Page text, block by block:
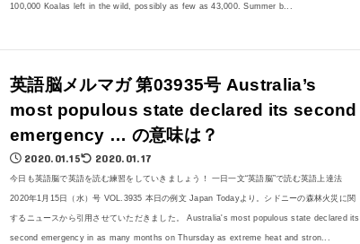
100,000 Koalas left in the wild, possibly as few as 43,000. Summer b...
英語脳メルマガ 第03935号 Australia’s
most populous state declared its second
emergency … の意味は？
2020.01.15 2020.01.17
今日も英語脳で英語を読む練習をしていきましょう！ 一日一文“英語脳”で読む英語上達法
2020年1月15日（水）号 VOL.3935 本日の例文 Japan Todayより。シドニーの森林火災に関
するニュースから引用させていただきました。 Australia's most populous state declared its
second emergency in as many months on Thursday as extreme heat and stron...